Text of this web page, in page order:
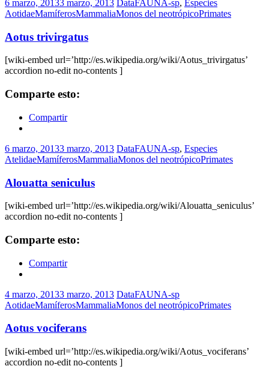
6 marzo, 20133 marzo, 2013 DataFAUNA-sp, Especies
AotidaeMamíferosMammaliaMonos del neotrópicoPrimates
Aotus trivirgatus
[wiki-embed url=’http://es.wikipedia.org/wiki/Aotus_trivirgatus’
accordion no-edit no-contents ]
Comparte esto:
Compartir
6 marzo, 20133 marzo, 2013 DataFAUNA-sp, Especies
AtelidaeMamíferosMammaliaMonos del neotrópicoPrimates
Alouatta seniculus
[wiki-embed url=’http://es.wikipedia.org/wiki/Alouatta_seniculus’
accordion no-edit no-contents ]
Comparte esto:
Compartir
4 marzo, 20133 marzo, 2013 DataFAUNA-sp
AotidaeMamíferosMammaliaMonos del neotrópicoPrimates
Aotus vociferans
[wiki-embed url=’http://es.wikipedia.org/wiki/Aotus_vociferans’
accordion no-edit no-contents ]